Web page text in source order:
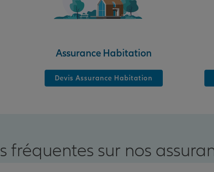
Assurance Habitation
Devis Assurance Habitation
fréquentes sur nos